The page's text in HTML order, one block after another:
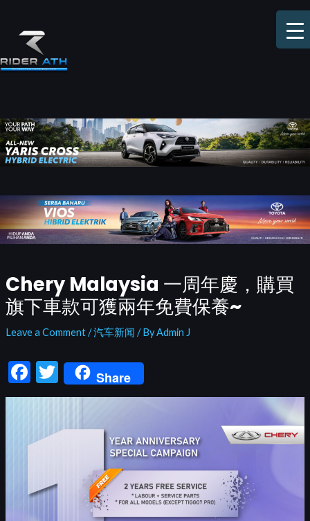
Chery Malaysia 一周年慶，購買
旗下車款可獲兩年免費保養~
Leave a Comment/汽车新闻 / ByAdmin J
F
ac
b
o
k
T
w
er
Share
navigation